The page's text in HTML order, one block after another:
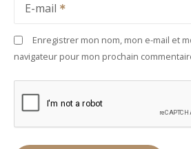
E-mail
Enregistrer mon nom, mon e-mail et
navigateur pour mon prochain